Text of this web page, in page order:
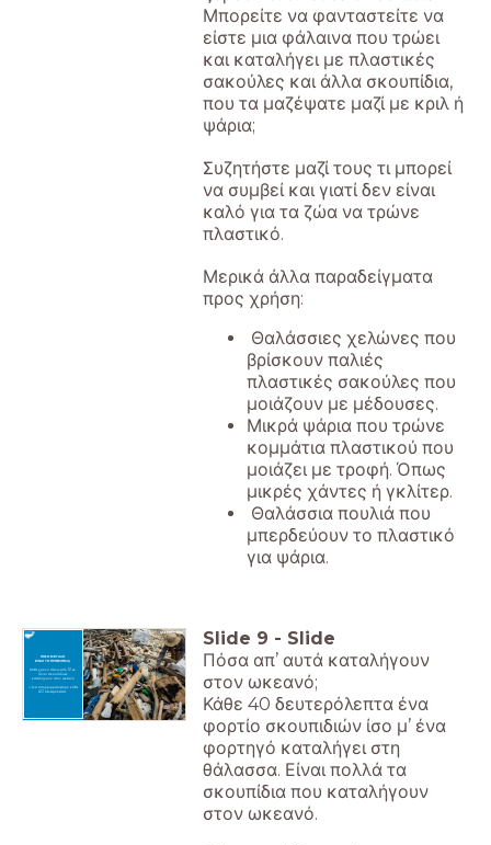
Μπορείτε να φανταστείτε να
είστε μια φάλαινα που τρώει
και καταλήγει με πλαστικές
σακούλες και άλλα σκουπίδια,
που τα μαζέψατε μαζί με κριλ ή
ψάρια;
Συζητήστε μαζί τους τι μπορεί
να συμβεί και γιατί δεν είναι
καλό για τα ζώα να τρώνε
πλαστικό.
Μερικά άλλα παραδείγματα
προς χρήση:
Θαλάσσιες χελώνες που
βρίσκουν παλιές
πλαστικές σακούλες που
μοιάζουν με μέδουσες.
Μικρά ψάρια που τρώνε
κομμάτια πλαστικού που
μοιάζει με τροφή. Όπως
μικρές χάντες ή γκλίτερ.
Θαλάσσια πουλιά που
μπερδεύουν το πλαστικό
για ψάρια.
ΠΟΣΟ ΜΕΓΑΛΟ
ΕΙΝΑΙ ΤΟ ΠΡΟΒΛΗΜΑ;
Κάθε χρόνο πάνω από 12 εκ.
τόνοι σκουπιδιών
καταλήγουν στον ωκεανό
= ένα απορριμματοφόρο κάθε
40 δευτερόλεπτα.
Slide 9 - Slide
Πόσα απ’ αυτά καταλήγουν
στον ωκεανό;
Κάθε 40 δευτερόλεπτα ένα
φορτίο σκουπιδιών ίσο μ’ ένα
φορτηγό καταλήγει στη
θάλασσα. Είναι πολλά τα
σκουπίδια που καταλήγουν
στον ωκεανό.